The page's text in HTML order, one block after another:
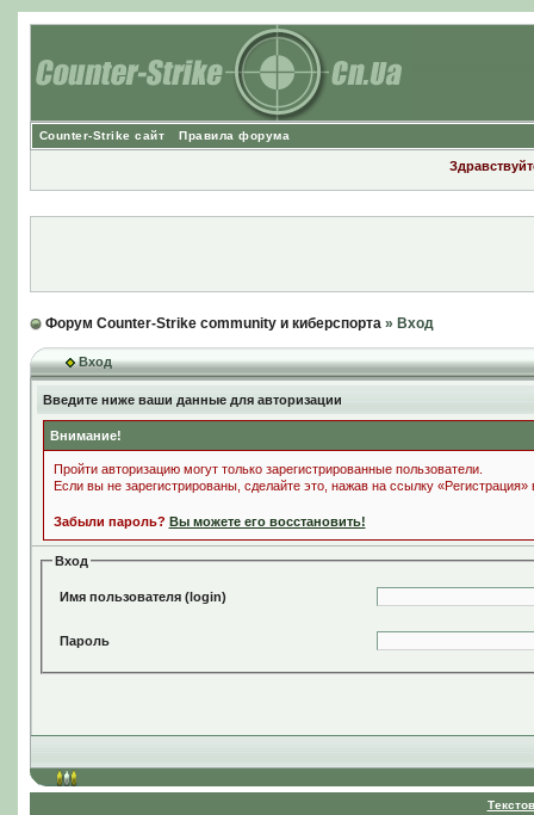
Counter-Strike сайт Правила форума
Форум Counter-Strike community и киберспорта» Вход
Вход
Введите ниже ваши данные для авторизации
Внимание!
Пройти авторизацию могут только зарегистрированные пользователи.
Если вы не зарегистрированы, сделайте это, нажав на ссылку
Забыли пароль? Вы можете его восстановить!
Вход
Имя пользователя (login)
Пароль